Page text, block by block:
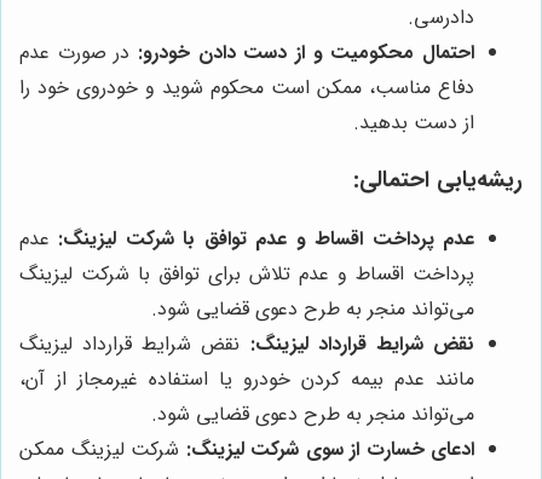
دادرسی.
احتمال محکومیت و از دست دادن خودرو: در صورت عدم
دفاع مناسب، ممکن است محکوم شوید و خودروی خود را
از دست بدهید.
ریشه‌یابی احتمالی:
عدم پرداخت اقساط و عدم توافق با شرکت لیزینگ: عدم
پرداخت اقساط و عدم تلاش برای توافق با شرکت لیزینگ
می‌تواند منجر به طرح دعوی قضایی شود.
نقض شرایط قرارداد لیزینگ: نقض شرایط قرارداد لیزینگ
مانند عدم بیمه کردن خودرو یا استفاده غیرمجاز از آن،
می‌تواند منجر به طرح دعوی قضایی شود.
ادعای خسارت از سوی شرکت لیزینگ: شرکت لیزینگ ممکن